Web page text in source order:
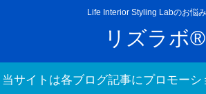
Life Interior Styling Labのお悩
リズラボ®
当サイトは各ブログ記事にプロモーシ